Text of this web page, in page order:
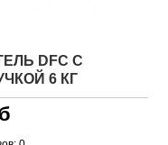
DFC C
6 КГ